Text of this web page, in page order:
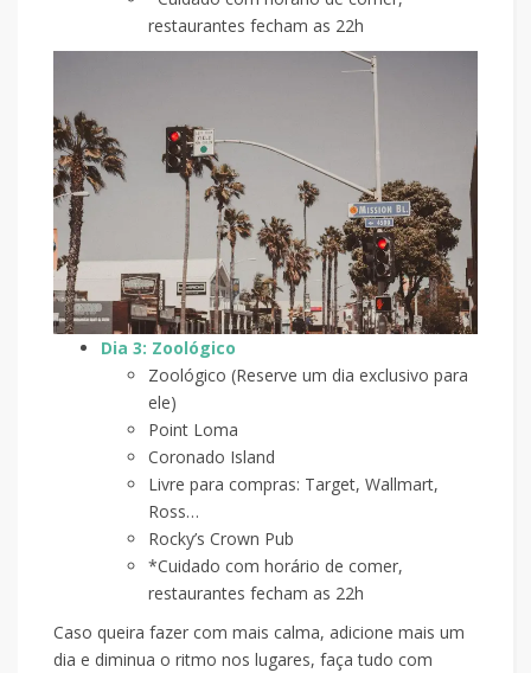
restaurantes fecham as 22h
Dia 3: Zoológico
Zoológico (Reserve um dia exclusivo para
ele)
Point Loma
Coronado Island
Livre para compras: Target, Wallmart,
Ross…
Rocky’s Crown Pub
*Cuidado com horário de comer,
restaurantes fecham as 22h
Caso queira fazer com mais calma, adicione mais um
dia e diminua o ritmo nos lugares, faça tudo com